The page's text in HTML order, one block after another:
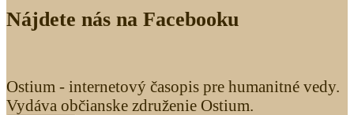
Nájdete nás na Facebooku
Ostium - internetový časopis pre humanitné vedy.
Vydáva občianske združenie Ostium.